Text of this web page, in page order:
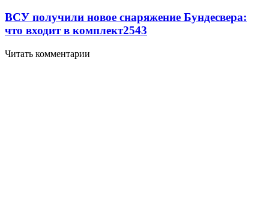
ВСУ получили новое снаряжение Бундесвера:
что входит в комплект2543
Читать комментарии